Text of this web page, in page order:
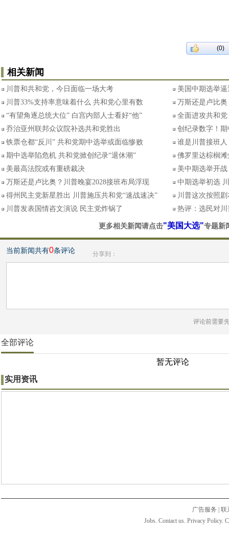
(0)
相关新闻
川普和共和党，今日面临一场大考
美国中期选举
川普33%支持率意味着什么 共和党心里有数
万斯还是卢比
“有望角逐总统大位” 白宫内部人士看好“他”
全面进攻共和
乔治亚州联邦众议院补选共和党胜出
创纪录数字！
铁票仓都“反川” 共和党期中选举或面临惨败
谁是川普接班
期中选举陷危机 共和党掀创纪录“退休潮”
佛罗里达棕榈
美最高法院或有重磅裁决
美中期选举开
万斯还是卢比奥？川普晚宴2028接班布局浮现
中期选举初选
得州民主党新星胜出 川普施压共和党“速战速决”
川普这次按照
川普发表国情咨文演说 民主党炸锅了
热评：选民对
更多相关新闻请点击"美国大选"专题新
当前新闻共有0条评论 分享到：
评论前需要
全部评论
暂无评论
实用资讯
广告服务
联
Jobs. Contact us. Privacy Policy.